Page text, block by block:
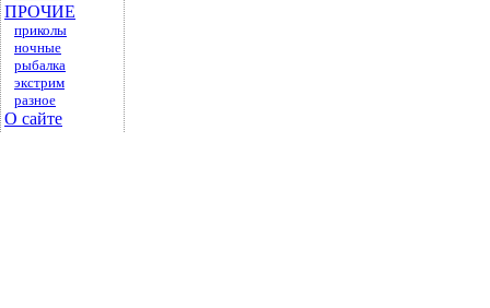
ПРОЧИЕ
приколы
ночные
рыбалка
экстрим
разное
О сайте